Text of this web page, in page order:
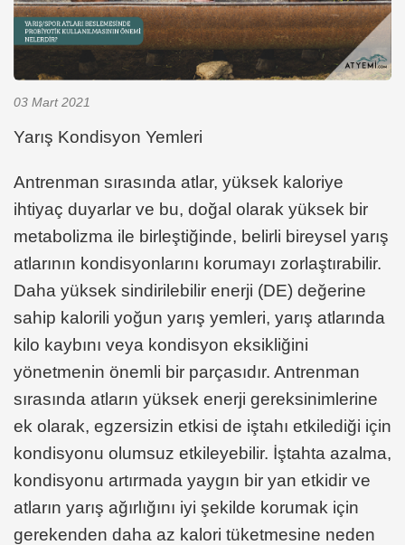
03 Mart 2021
Yarış Kondisyon Yemleri
Antrenman sırasında atlar, yüksek kaloriye
ihtiyaç duyarlar ve bu, doğal olarak yüksek bir
metabolizma ile birleştiğinde, belirli bireysel yarış
atlarının kondisyonlarını korumayı zorlaştırabilir.
Daha yüksek sindirilebilir enerji (DE) değerine
sahip kalorili yoğun yarış yemleri, yarış atlarında
kilo kaybını veya kondisyon eksikliğini
yönetmenin önemli bir parçasıdır. Antrenman
sırasında atların yüksek enerji gereksinimlerine
ek olarak, egzersizin etkisi de iştahı etkilediği için
kondisyonu olumsuz etkileyebilir. İştahta azalma,
kondisyonu artırmada yaygın bir yan etkidir ve
atların yarış ağırlığını iyi şekilde korumak için
gerekenden daha az kalori tüketmesine neden